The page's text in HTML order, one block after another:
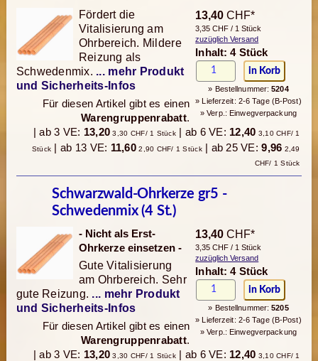
13,40 CHF*
3,35 CHF / 1 Stück
zuzüglich Versand
Inhalt: 4 Stück
» Bestellnummer:5204
» Lieferzeit: 2-6 Tage (B-Post)
» Verp.: Einwegverpackung
Fördert die
Vitalisierung am
Ohrbereich. Mildere
Reizung als
Schwedenmix. ... mehr Produkt
und Sicherheits-Infos
Für diesen Artikel gibt es einen
Warengruppenrabatt.
| ab 3 VE: 13,20 3,30 CHF/ 1 Stück| ab 6 VE: 12,40 3,10 CHF/ 1
Stück
| ab 13 VE: 11,60 2,90 CHF/ 1 Stück| ab 25 VE:9,96 2,49
CHF/ 1 Stück
Schwarzwald-Ohrkerze gr5 -
Schwedenmix (4 St.)
13,40 CHF*
3,35 CHF / 1 Stück
zuzüglich Versand
Inhalt: 4 Stück
» Bestellnummer:5205
» Lieferzeit: 2-6 Tage (B-Post)
» Verp.: Einwegverpackung
- Nicht als Erst-
Ohrkerze einsetzen -
Gute Vitalisierung
am Ohrbereich. Sehr
gute Reizung. ... mehr Produkt
und Sicherheits-Infos
Für diesen Artikel gibt es einen
Warengruppenrabatt.
| ab 3 VE: 13,20 3,30 CHF/ 1 Stück| ab 6 VE: 12,40 3,10 CHF/ 1